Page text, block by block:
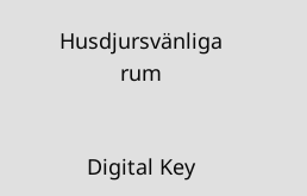
Husdjursvänliga
rum
Digital Key